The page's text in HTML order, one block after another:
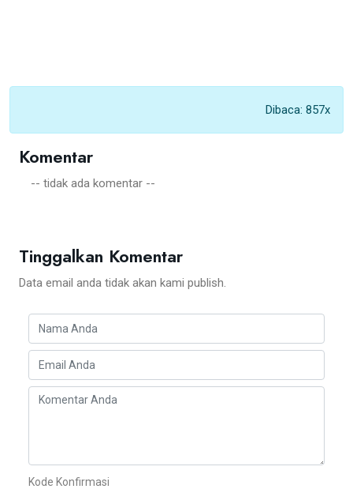
Dibaca: 857x
Komentar
-- tidak ada komentar --
Tinggalkan Komentar
Data email anda tidak akan kami publish.
Kode Konfirmasi